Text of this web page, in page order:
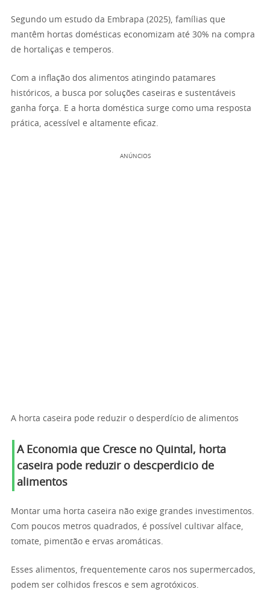
Segundo um estudo da Embrapa (2025), famílias que
mantêm hortas domésticas economizam até 30% na compra
de hortaliças e temperos.
Com a inflação dos alimentos atingindo patamares
históricos, a busca por soluções caseiras e sustentáveis
ganha força. E a horta doméstica surge como uma resposta
prática, acessível e altamente eficaz.
ANÚNCIOS
A horta caseira pode reduzir o desperdício de alimentos
A Economia que Cresce no Quintal , horta
caseira pode reduzir o descperdicio de
alimentos
Montar uma horta caseira não exige grandes investimentos.
Com poucos metros quadrados, é possível cultivar alface,
tomate, pimentão e ervas aromáticas.
Esses alimentos, frequentemente caros nos supermercados,
podem ser colhidos frescos e sem agrotóxicos.